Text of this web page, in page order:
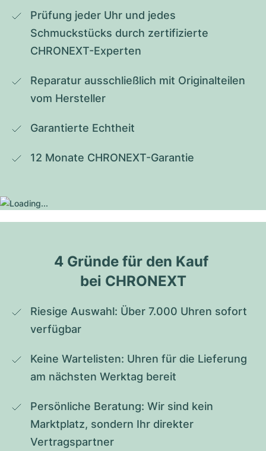
Prüfung jeder Uhr und jedes
Schmuckstücks durch zertifizierte
CHRONEXT-Experten
Reparatur ausschließlich mit Originalteilen
vom Hersteller
Garantierte Echtheit
12 Monate CHRONEXT-Garantie
4 Gründe für den Kauf
bei CHRONEXT
Riesige Auswahl: Über 7.000 Uhren sofort
verfügbar
Keine Wartelisten: Uhren für die Lieferung
am nächsten Werktag bereit
Persönliche Beratung: Wir sind kein
Marktplatz, sondern Ihr direkter
Vertragspartner